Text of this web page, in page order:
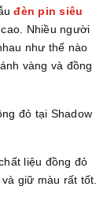
đèn pin siêu
Nhiều người
như thế nào
vàng và đồng
đỏ tại Shadow
liệu đồng đỏ
giữ màu rất tốt.